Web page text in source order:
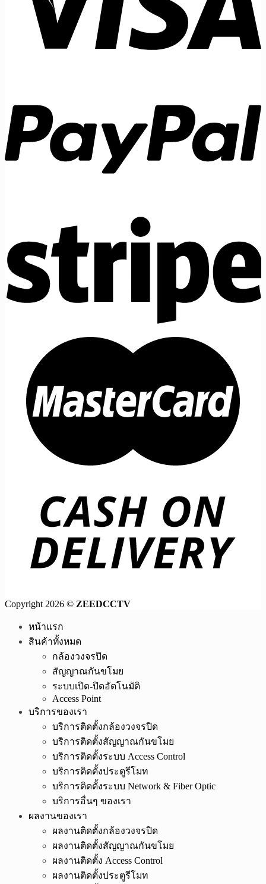
Copyright 2026 © ZEEDCCTV
หน้าแรก
สินค้าทั้งหมด
กล้องวงจรปิด
สัญญาณกันขโมย
ระบบเปิด-ปิดอัตโนมัติ
Access Point
บริการของเรา
บริการติดตั้งกล้องวงจรปิด
บริการติดตั้งสัญญาณกันขโมย
บริการติดตั้งระบบ Access Control
บริการติดตั้งประตูรีโมท
บริการติดตั้งระบบ Network & Fiber Optic
บริการอื่นๆ ของเรา
ผลงานของเรา
ผลงานติดตั้งกล้องวงจรปิด
ผลงานติดตั้งสัญญาณกันขโมย
ผลงานติดตั้ง Access Control
ผลงานติดตั้งประตูรีโมท